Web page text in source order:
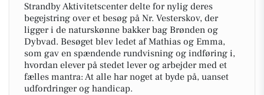
Strandby Aktivitetscenter delte for nylig deres
begejstring over et besøg på Nr. Vesterskov, der
ligger i de naturskønne bakker bag Brønden og
Dybvad. Besøget blev ledet af Mathias og Emma,
som gav en spændende rundvisning og indføring i,
hvordan elever på stedet lever og arbejder med et
fælles mantra: At alle har noget at byde på, uanset
udfordringer og handicap.